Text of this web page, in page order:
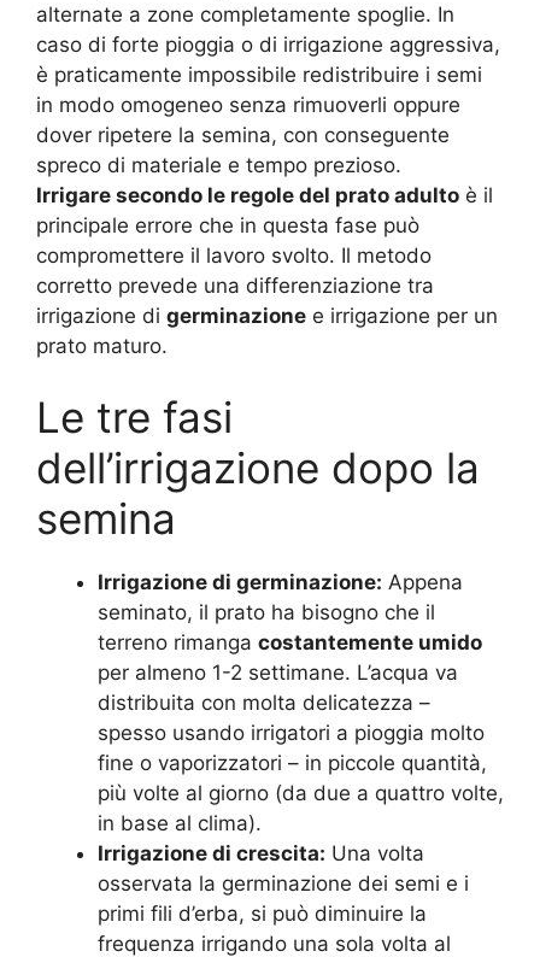
alternate a zone completamente spoglie. In
caso di forte pioggia o di irrigazione aggressiva,
è praticamente impossibile redistribuire i semi
in modo omogeneo senza rimuoverli oppure
dover ripetere la semina, con conseguente
spreco di materiale e tempo prezioso.
Irrigare secondo le regole del prato adulto è il
principale errore che in questa fase può
compromettere il lavoro svolto. Il metodo
corretto prevede una differenziazione tra
irrigazione di germinazione e irrigazione per un
prato maturo.
Le tre fasi
dell’irrigazione dopo la
semina
Irrigazione di germinazione: Appena
seminato, il prato ha bisogno che il
terreno rimanga costantemente umido
per almeno 1-2 settimane. L’acqua va
distribuita con molta delicatezza –
spesso usando irrigatori a pioggia molto
fine o vaporizzatori – in piccole quantità,
più volte al giorno (da due a quattro volte,
in base al clima).
Irrigazione di crescita: Una volta
osservata la germinazione dei semi e i
primi fili d’erba, si può diminuire la
frequenza irrigando una sola volta al